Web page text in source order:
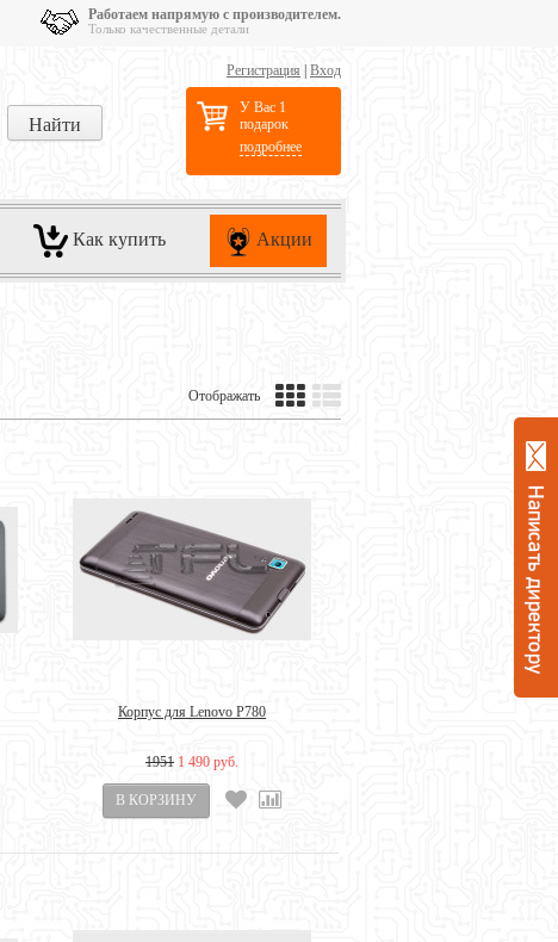
Работаем напрямую с производителем.
Только качественные детали
Регистрация Вход
У Вас 1
подарок
подробнее
Как купить Акции
Отображать
Корпус для Lenovo P780
1951 1 490 руб.